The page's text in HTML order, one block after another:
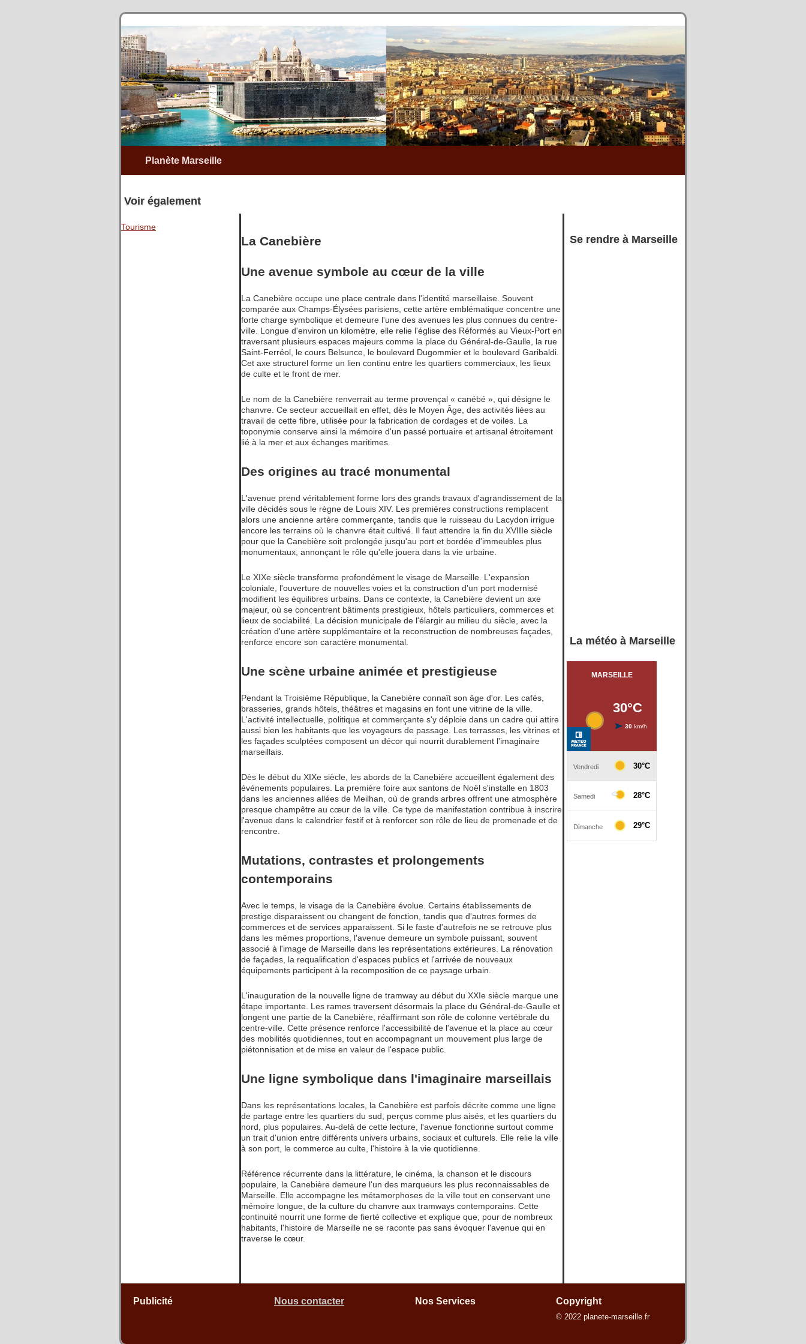
Planète Marseille
Voir également
Tourisme
La Canebière
Une avenue symbole au cœur de la ville
La Canebière occupe une place centrale dans l'identité marseillaise. Souvent
comparée aux Champs-Élysées parisiens, cette artère emblématique concentre une
forte charge symbolique et demeure l'une des avenues les plus connues du centre-
ville. Longue d'environ un kilomètre, elle relie l'église des Réformés au Vieux-Port en
traversant plusieurs espaces majeurs comme la place du Général-de-Gaulle, la rue
Saint-Ferréol, le cours Belsunce, le boulevard Dugommier et le boulevard Garibaldi.
Cet axe structurel forme un lien continu entre les quartiers commerciaux, les lieux
de culte et le front de mer.
Le nom de la Canebière renverrait au terme provençal « canébé », qui désigne le
chanvre. Ce secteur accueillait en effet, dès le Moyen Âge, des activités liées au
travail de cette fibre, utilisée pour la fabrication de cordages et de voiles. La
toponymie conserve ainsi la mémoire d'un passé portuaire et artisanal étroitement
lié à la mer et aux échanges maritimes.
Des origines au tracé monumental
L'avenue prend véritablement forme lors des grands travaux d'agrandissement de la
ville décidés sous le règne de Louis XIV. Les premières constructions remplacent
alors une ancienne artère commerçante, tandis que le ruisseau du Lacydon irrigue
encore les terrains où le chanvre était cultivé. Il faut attendre la fin du XVIIIe siècle
pour que la Canebière soit prolongée jusqu'au port et bordée d'immeubles plus
monumentaux, annonçant le rôle qu'elle jouera dans la vie urbaine.
Le XIXe siècle transforme profondément le visage de Marseille. L'expansion
coloniale, l'ouverture de nouvelles voies et la construction d'un port modernisé
modifient les équilibres urbains. Dans ce contexte, la Canebière devient un axe
majeur, où se concentrent bâtiments prestigieux, hôtels particuliers, commerces et
lieux de sociabilité. La décision municipale de l'élargir au milieu du siècle, avec la
création d'une artère supplémentaire et la reconstruction de nombreuses façades,
renforce encore son caractère monumental.
Une scène urbaine animée et prestigieuse
Pendant la Troisième République, la Canebière connaît son âge d'or. Les cafés,
brasseries, grands hôtels, théâtres et magasins en font une vitrine de la ville.
L'activité intellectuelle, politique et commerçante s'y déploie dans un cadre qui attire
aussi bien les habitants que les voyageurs de passage. Les terrasses, les vitrines et
les façades sculptées composent un décor qui nourrit durablement l'imaginaire
marseillais.
Dès le début du XIXe siècle, les abords de la Canebière accueillent également des
événements populaires. La première foire aux santons de Noël s'installe en 1803
dans les anciennes allées de Meilhan, où de grands arbres offrent une atmosphère
presque champêtre au cœur de la ville. Ce type de manifestation contribue à inscrire
l'avenue dans le calendrier festif et à renforcer son rôle de lieu de promenade et de
rencontre.
Mutations, contrastes et prolongements
contemporains
Avec le temps, le visage de la Canebière évolue. Certains établissements de
prestige disparaissent ou changent de fonction, tandis que d'autres formes de
commerces et de services apparaissent. Si le faste d'autrefois ne se retrouve plus
dans les mêmes proportions, l'avenue demeure un symbole puissant, souvent
associé à l'image de Marseille dans les représentations extérieures. La rénovation
de façades, la requalification d'espaces publics et l'arrivée de nouveaux
équipements participent à la recomposition de ce paysage urbain.
L'inauguration de la nouvelle ligne de tramway au début du XXIe siècle marque une
étape importante. Les rames traversent désormais la place du Général-de-Gaulle et
longent une partie de la Canebière, réaffirmant son rôle de colonne vertébrale du
centre-ville. Cette présence renforce l'accessibilité de l'avenue et la place au cœur
des mobilités quotidiennes, tout en accompagnant un mouvement plus large de
piétonnisation et de mise en valeur de l'espace public.
Une ligne symbolique dans l'imaginaire marseillais
Dans les représentations locales, la Canebière est parfois décrite comme une ligne
de partage entre les quartiers du sud, perçus comme plus aisés, et les quartiers du
nord, plus populaires. Au-delà de cette lecture, l'avenue fonctionne surtout comme
un trait d'union entre différents univers urbains, sociaux et culturels. Elle relie la ville
à son port, le commerce au culte, l'histoire à la vie quotidienne.
Référence récurrente dans la littérature, le cinéma, la chanson et le discours
populaire, la Canebière demeure l'un des marqueurs les plus reconnaissables de
Marseille. Elle accompagne les métamorphoses de la ville tout en conservant une
mémoire longue, de la culture du chanvre aux tramways contemporains. Cette
continuité nourrit une forme de fierté collective et explique que, pour de nombreux
habitants, l'histoire de Marseille ne se raconte pas sans évoquer l'avenue qui en
traverse le cœur.
Se rendre à Marseille
La météo à Marseille
Publicité Nous contacter Nos Services Copyright
© 2022 planete-marseille.fr